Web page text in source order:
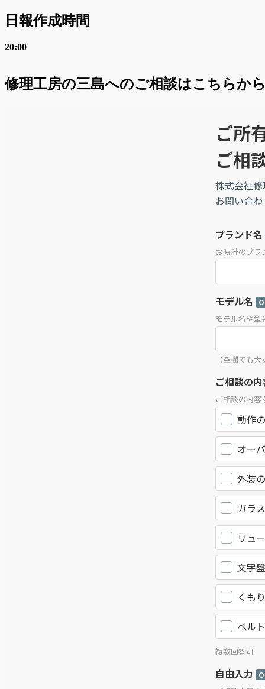
日報作成時間
20:00
修理工房の三島へのご相談はこちらから